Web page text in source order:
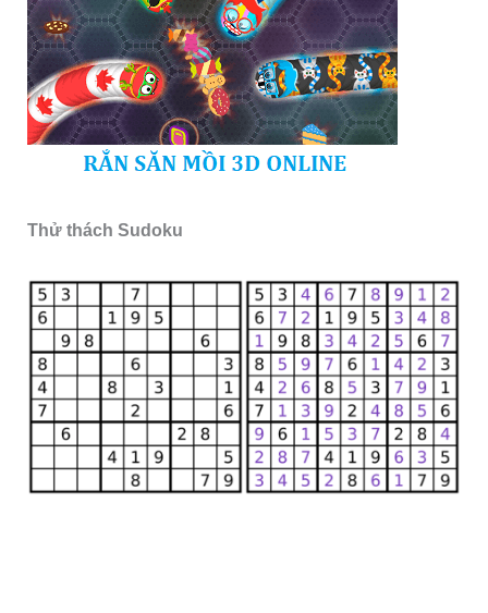
Thử thách Sudoku